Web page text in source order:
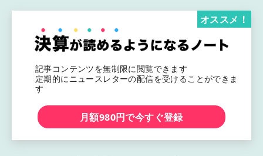
記事コンテンツを無制限に閲覧できます
定期的にニュースレターの配信を受けることができま
す
オススメ！
月額980円で今すぐ登録